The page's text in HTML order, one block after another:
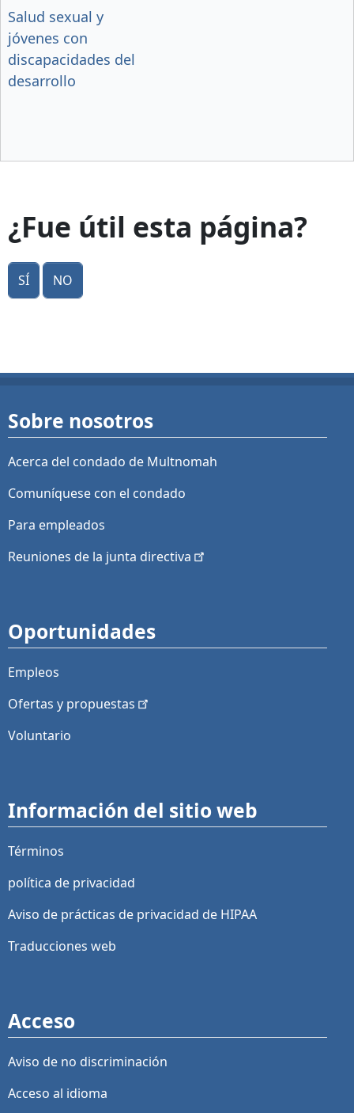
Salud sexual y
jóvenes con
discapacidades del
desarrollo
¿Fue útil esta página?
Sí No
Sobre nosotros
Acerca del condado de Multnomah
Comuníquese con el condado
Para empleados
Reuniones de la junta directiva
Oportunidades
Empleos
Ofertas y propuestas
Voluntario
Información del sitio web
Términos
política de privacidad
Aviso de prácticas de privacidad de HIPAA
Traducciones web
Acceso
Aviso de no discriminación
Acceso al idioma